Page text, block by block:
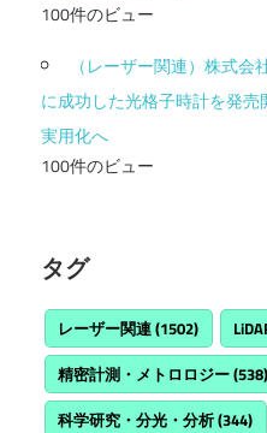
100件のビュー
（レーザー関連）株式
に成功した光格子時計を発
実用化へ
100件のビュー
タグ
レーザー関連(1502)
精密計測・メトロロジー(538)
科学研究・分光・分析(344)